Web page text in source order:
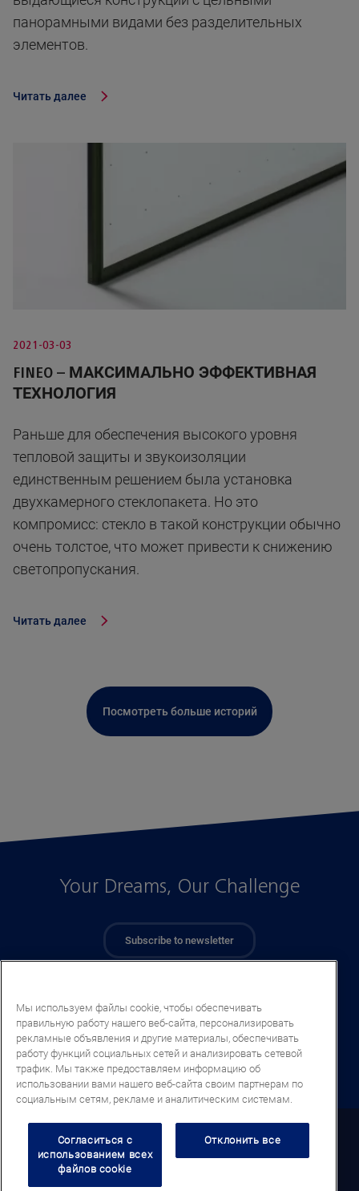
панорамными видами без разделительных
элементов.
Читать далее
2021-03-03
FINEO – МАКСИМАЛЬНО ЭФФЕКТИВНАЯ
ТЕХНОЛОГИЯ
Раньше для обеспечения высокого уровня
тепловой защиты и звукоизоляции
единственным решением была установка
двухкамерного стеклопакета. Но это
компромисс: стекло в такой конструкции обычно
очень толстое, что может привести к снижению
светопропускания.
Читать далее
Посмотреть больше историй
Your Dreams, Our Challenge
Subscribe to newsletter
Georgia (RU)
Мы используем файлы cookie, чтобы обеспечивать
правильную работу нашего веб-сайта, персонализировать
рекламные объявления и другие материалы, обеспечивать
работу функций социальных сетей и анализировать сетевой
трафик. Мы также предоставляем информацию об
использовании вами нашего веб-сайта своим партнерам по
социальным сетям, рекламе и аналитическим системам.
Согласиться с
использованием всех
файлов cookie
Отклонить все